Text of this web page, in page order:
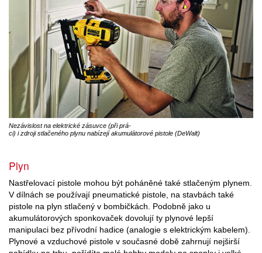
Nezávislost na elektrické zásuvce (při prá-
ci) i zdroji stlačeného plynu nabízejí akumulátorové pistole (DeWalt)
Plyn
Nastřelovací pistole mohou být poháněné také stlačeným plynem.
V dílnách se používají pneumatické pistole, na stavbách také
pistole na plyn stlačený v bombičkách. Podobně jako u
akumulátorových sponkovaček dovolují ty plynové lepší
manipulaci bez přívodní hadice (analogie s elektrickým kabelem).
Plynové a vzduchové pistole v současné době zahrnují nejširší